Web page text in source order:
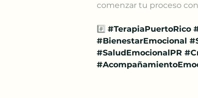
comenzar tu proceso
#️⃣ #TerapiaPuertoRico
#BienestarEmocional
#SaludEmocionalPR